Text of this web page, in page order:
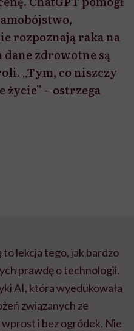
rozpoznają raka na
dane zdrowotne są
„Tym, co niszczy
– ostrzega
lekcja tego, jak bardzo
prawdę o technologii.
AI, która wyedukowała
związanych ze
i bez ogródek. Nie